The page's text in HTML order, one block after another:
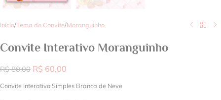
Início/Tema do Convite/Moranguinho
Convite Interativo Moranguinho
R$80,00 R$ 60,00
Convite Interativo Simples Branca de Neve